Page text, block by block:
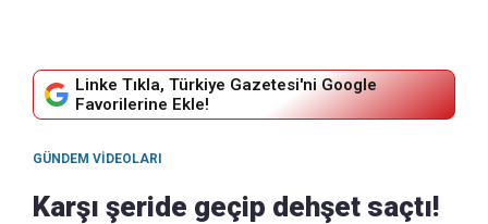
Linke Tıkla, Türkiye Gazetesi'ni Google
Favorilerine Ekle!
GÜNDEM VIDEOLARI
Karşı şeride geçip dehşet saçtı!